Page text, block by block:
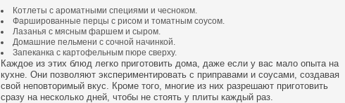
Котлеты с ароматными специями и чесноком.
Фаршированные перцы с рисом и томатным соусом.
Лазанья с мясным фаршем и сыром.
Домашние пельмени с сочной начинкой.
Запеканка с картофельным пюре сверху.
Каждое из этих блюд легко приготовить дома, даже если у вас мало опыта на
кухне. Они позволяют экспериментировать с приправами и соусами, создавая
свой неповторимый вкус. Кроме того, многие из них разрешают приготовить
сразу на несколько дней, чтобы не стоять у плиты каждый раз.